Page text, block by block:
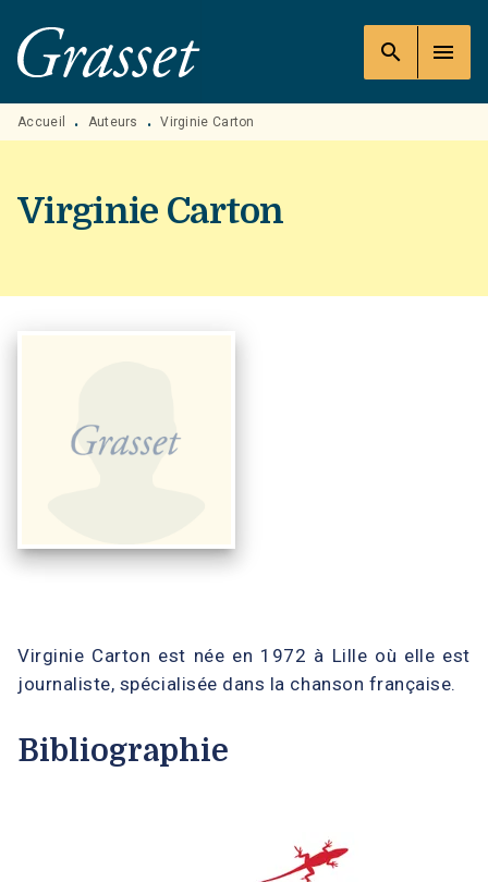
MENU RECHERCHE
PIED DE PAGE
search menu
Accueil • Auteurs • Virginie Carton
Virginie Carton
Virginie Carton est née en 1972 à Lille où elle est
journaliste, spécialisée dans la chanson française.
Bibliographie